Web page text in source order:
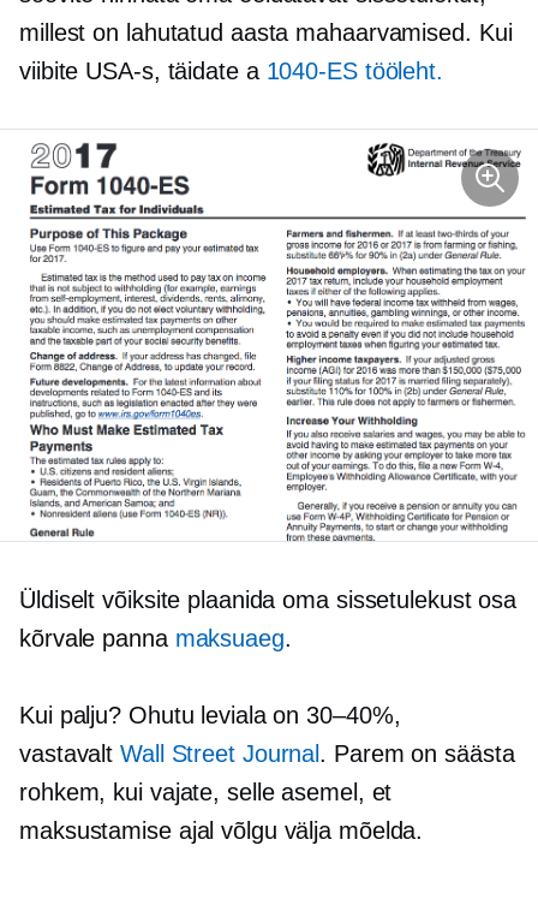
millest on lahutatud aasta mahaarvamised. Kui
viibite USA-s, täidate a 1040-EStööleht.
Üldiselt võiksite plaanida oma sissetulekust osa
kõrvale panna maksuaeg.
Kui palju? Ohutu leviala on30–40%,
vastavaltWall Street Journal. Parem on säästa
rohkem, kui vajate, selle asemel, et
maksustamise ajal võlgu välja mõelda.